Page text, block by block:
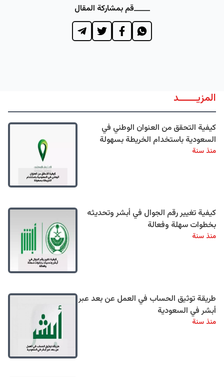
قم بمشاركة المقال
المزيــــــد
كيفية التحقق من العنوان الوطني في
السعودية باستخدام الخريطة بسهولة
منذ سنة
كيفية تغيير رقم الجوال في أبشر وتحديثه
بخطوات سهلة وفعالة
منذ سنة
طريقة توثيق الحساب في العمل عن بعد عبر
أبشر في السعودية
منذ سنة